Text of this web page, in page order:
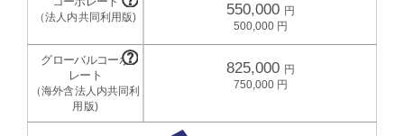
550,000
500,000
825,000
750,000